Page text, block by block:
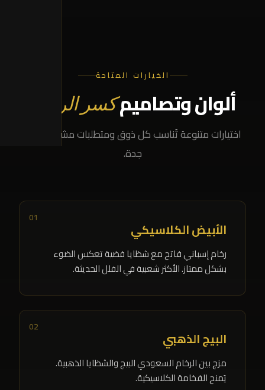
الخيارات المتاحة
ألوان وتصاميمكسر الرخام
اختيارات متنوعة تُناسب كل ذوق ومتطلبات مشروعك في
جدة.
01
الأبيض الكلاسيكي
رخام إسباني فاتح مع شظايا فضية تعكس الضوء
بشكل ممتاز. الأكثر شعبية في الفلل الحديثة.
02
البيج الذهبي
مزج بين الرخام السعودي البيج والشظايا الذهبية.
يَمنح الفخامة الكلاسيكية.